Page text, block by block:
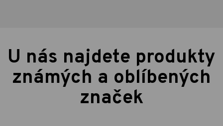
U nás najdete produkty
známých a oblíbených
značek